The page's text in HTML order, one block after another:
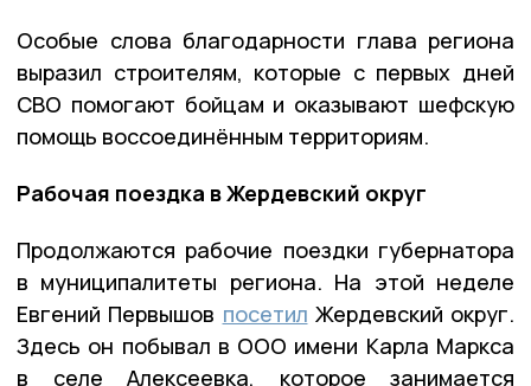
Особые слова благодарности глава региона
выразил строителям, которые с первых дней
СВО помогают бойцам и оказывают шефскую
помощь воссоединённым территориям.
Рабочая поездка в Жердевский округ
Продолжаются рабочие поездки губернатора
в муниципалитеты региона. На этой неделе
Евгений Первышов посетил Жердевский округ.
Здесь он побывал в ООО имени Карла Маркса
в селе Алексеевка, которое занимается